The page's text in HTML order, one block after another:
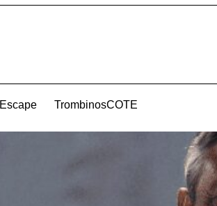
Escape TrombinosCOTE